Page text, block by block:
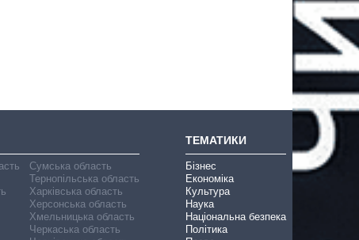
Сумська область
Тернопільська область
Харківська область
Херсонська область
Хмельницька область
Черкаська область
ТЕМАТИКИ
Бізнес
Економіка
Культура
Наука
Національна безпека
Політика